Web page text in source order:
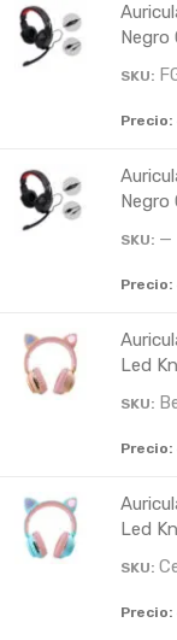
Negro
Negro
—
Led
Led